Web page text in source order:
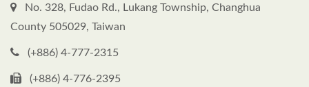
No. 328, Fudao Rd., Lukang Township, Changhua
County 505029, Taiwan
(+886) 4-777-2315
(+886) 4-776-2395